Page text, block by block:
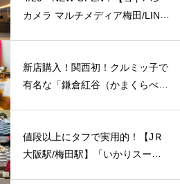
カメラ マルチメディア梅田/LINK
キュービーチ）がオープン！【J
Ｒ大阪駅/梅田駅】
新店購入！関西初！クルミッ子で
有名な「鎌倉紅谷（かまくらべに
ン！
値段以上にタフで実用的！【JＲ
大阪駅/梅田駅】「いかりスーパ